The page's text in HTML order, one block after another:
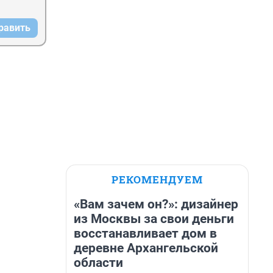
РЕКОМЕНДУЕМ
«Вам зачем он?»: дизайнер
из Москвы за свои деньги
восстанавливает дом в
деревне Архангельской
области